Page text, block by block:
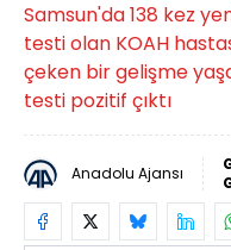
Samsun'da 138 kez
testi olan KOAH
çeken bir gelişme
testi pozitif çıktı
Anadolu Ajansı